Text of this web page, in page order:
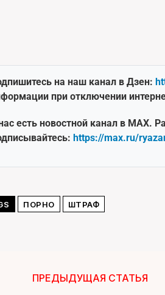
на наш канал в Дзен:
при отключении
есть новостной канал в MAX.
https://max.ru/
ПОРНО ШТРАФ
ПРЕДЫДУЩАЯ СТАТЬЯ